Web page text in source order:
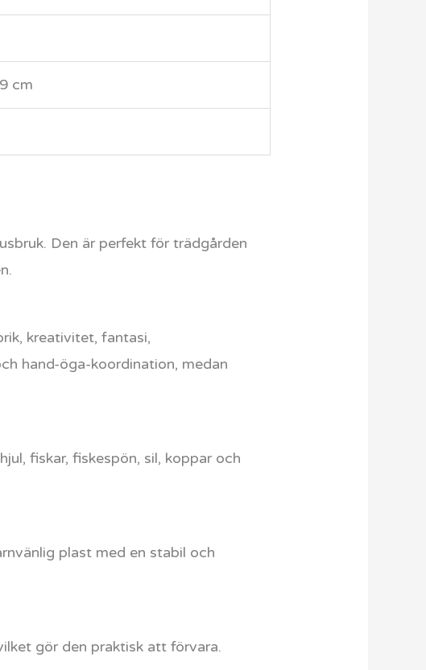
cm
Den är perfekt för trädgården
kreativitet, fantasi,
hand-öga-koordination, medan
fiskar, fiskespön, sil, koppar och
plast med en stabil och
gör den praktisk att förvara.